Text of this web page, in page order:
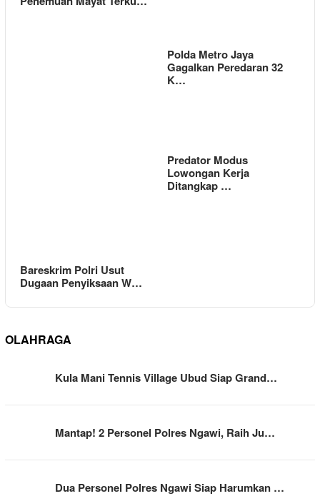
Polda Metro Jaya
Gagalkan Peredaran 32
K…
Bareskrim Polri Usut
Dugaan Penyiksaan W…
Predator Modus
Lowongan Kerja
Ditangkap …
OLAHRAGA
Kula Mani Tennis Village Ubud Siap Grand…
Mantap! 2 Personel Polres Ngawi, Raih Ju…
Dua Personel Polres Ngawi Siap Harumkan …